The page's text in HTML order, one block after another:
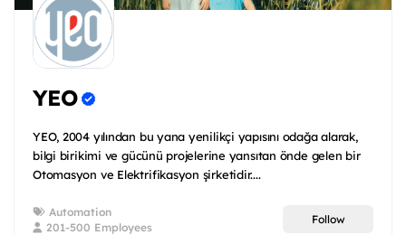
YEO
YEO, 2004 yılından bu yana yenilikçi yapısını odağa alarak,
bilgi birikimi ve gücünü projelerine yansıtan önde gelen bir
Otomasyon ve Elektrifikasyon şirketidir....
Automation
201-500 Employees
Follow